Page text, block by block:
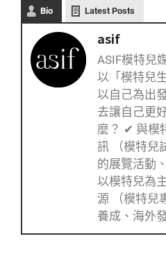
Bio Latest Posts
asif
ASIF模特兒
以「模特兒
以自己為出
去讓自己更
麼？ ✔ 與模
訊 （模特兒
的展覽活動
以模特兒為
源 （模特兒
養成、海外